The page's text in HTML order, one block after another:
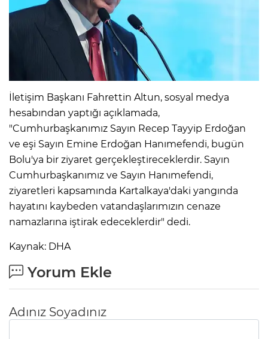
İletişim Başkanı Fahrettin Altun, sosyal medya
hesabından yaptığı açıklamada,
"Cumhurbaşkanımız Sayın Recep Tayyip Erdoğan
ve eşi Sayın Emine Erdoğan Hanımefendi, bugün
Bolu'ya bir ziyaret gerçekleştireceklerdir. Sayın
Cumhurbaşkanımız ve Sayın Hanımefendi,
ziyaretleri kapsamında Kartalkaya'daki yangında
hayatını kaybeden vatandaşlarımızın cenaze
namazlarına iştirak edeceklerdir" dedi.
Kaynak: DHA
Yorum Ekle
Adınız Soyadınız